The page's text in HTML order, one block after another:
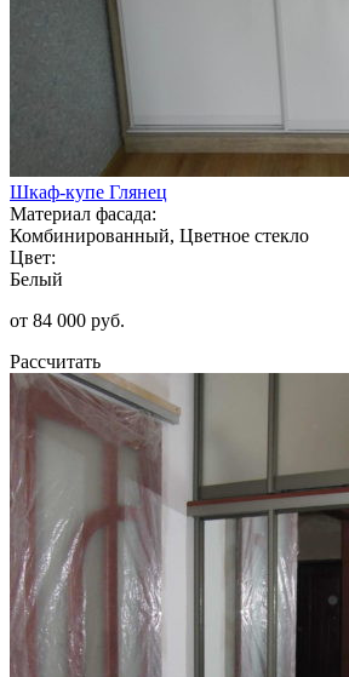
Шкаф-купе Глянец
Материал фасада:
Комбинированный, Цветное стекло
Цвет:
Белый
от 84 000 руб.
Рассчитать